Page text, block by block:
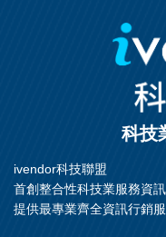
科技
ivendor科技聯盟
首創整合性科技業服務資
提供最專業齊全資訊行銷